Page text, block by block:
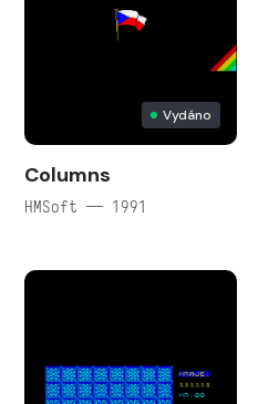
Vydáno
Columns
HMSoft — 1991